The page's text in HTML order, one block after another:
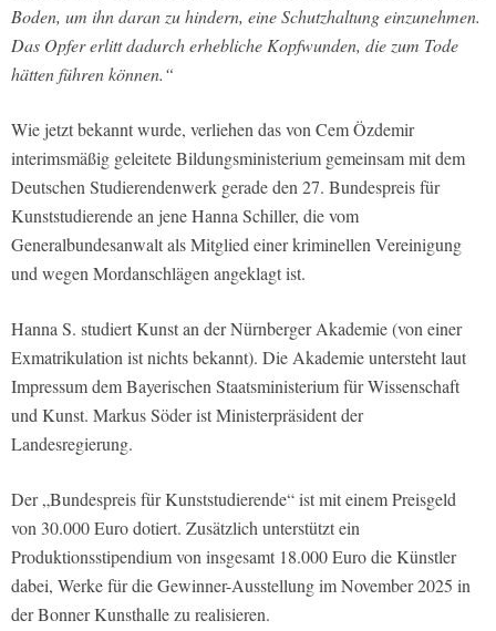
Boden, um ihn daran zu hindern, eine Schutzhaltung einzunehmen.
Das Opfer erlitt dadurch erhebliche Kopfwunden, die zum Tode
hätten führen können.“
Wie jetzt bekannt wurde, verliehen das von Cem Özdemir
interimsmäßig geleitete Bildungsministerium gemeinsam mit dem
Deutschen Studierendenwerk gerade den 27. Bundespreis für
Kunststudierende an jene Hanna Schiller, die vom
Generalbundesanwalt als Mitglied einer kriminellen Vereinigung
und wegen Mordanschlägen angeklagt ist.
Hanna S. studiert Kunst an der Nürnberger Akademie (von einer
Exmatrikulation ist nichts bekannt). Die Akademie untersteht laut
Impressum dem Bayerischen Staatsministerium für Wissenschaft
und Kunst. Markus Söder ist Ministerpräsident der
Landesregierung.
Der „Bundespreis für Kunststudierende“ ist mit einem Preisgeld
von 30.000 Euro dotiert. Zusätzlich unterstützt ein
Produktionsstipendium von insgesamt 18.000 Euro die Künstler
dabei, Werke für die Gewinner-Ausstellung im November 2025 in
der Bonner Kunsthalle zu realisieren.